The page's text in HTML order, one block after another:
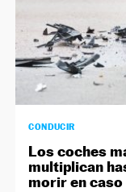
CONDUCIR
Los coches
multiplican
morir en